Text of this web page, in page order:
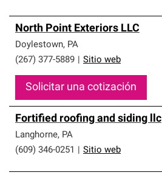
North Point Exteriors LLC
Doylestown, PA
(267) 377-5889
Sitio web
Solicitar una cotización
Fortified roofing and siding llc
Langhorne, PA
(609) 346-0251
Sitio web